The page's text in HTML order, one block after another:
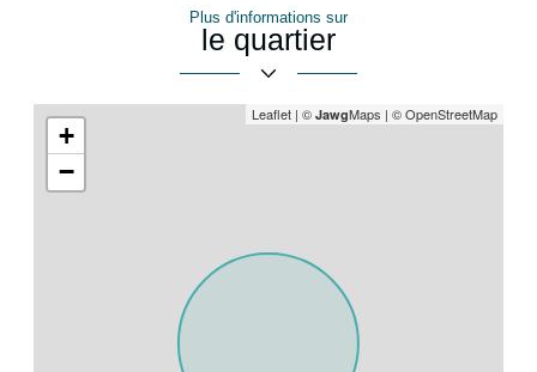
Plus d'informations sur
le quartier
+
−
Leaflet | © JawgMaps | © OpenStreetMap